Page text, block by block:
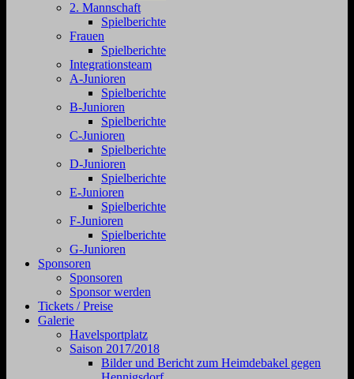
2. Mannschaft
Spielberichte
Frauen
Spielberichte
Integrationsteam
A-Junioren
Spielberichte
B-Junioren
Spielberichte
C-Junioren
Spielberichte
D-Junioren
Spielberichte
E-Junioren
Spielberichte
F-Junioren
Spielberichte
G-Junioren
Sponsoren
Sponsoren
Sponsor werden
Tickets / Preise
Galerie
Havelsportplatz
Saison 2017/2018
Bilder und Bericht zum Heimdebakel gegen